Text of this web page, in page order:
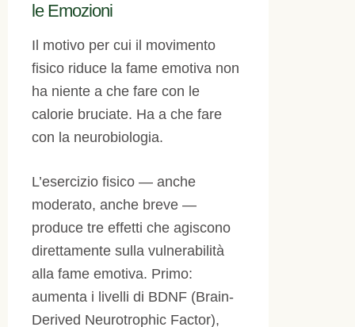
le Emozioni
Il motivo per cui il movimento
fisico riduce la fame emotiva non
ha niente a che fare con le
calorie bruciate. Ha a che fare
con la neurobiologia.
L’esercizio fisico — anche
moderato, anche breve —
produce tre effetti che agiscono
direttamente sulla vulnerabilità
alla fame emotiva. Primo:
aumenta i livelli di BDNF (Brain-
Derived Neurotrophic Factor),